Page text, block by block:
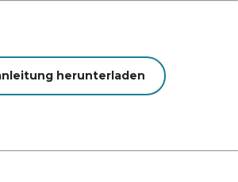
herunterladen